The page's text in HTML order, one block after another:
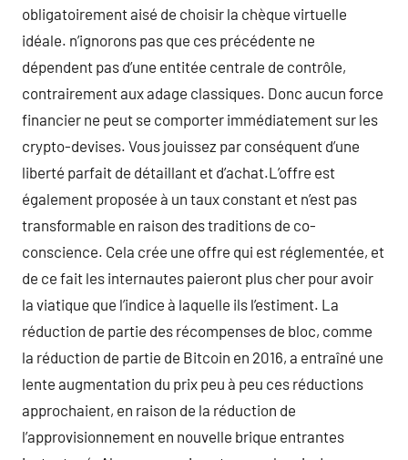
obligatoirement aisé de choisir la chèque virtuelle
idéale. n’ignorons pas que ces précédente ne
dépendent pas d’une entitée centrale de contrôle,
contrairement aux adage classiques. Donc aucun force
financier ne peut se comporter immédiatement sur les
crypto-devises. Vous jouissez par conséquent d’une
liberté parfait de détaillant et d’achat.L’offre est
également proposée à un taux constant et n’est pas
transformable en raison des traditions de co-
conscience. Cela crée une offre qui est réglementée, et
de ce fait les internautes paieront plus cher pour avoir
la viatique que l’indice à laquelle ils l’estiment. La
réduction de partie des récompenses de bloc, comme
la réduction de partie de Bitcoin en 2016, a entraîné une
lente augmentation du prix peu à peu ces réductions
approchaient, en raison de la réduction de
l’approvisionnement en nouvelle brique entrantes